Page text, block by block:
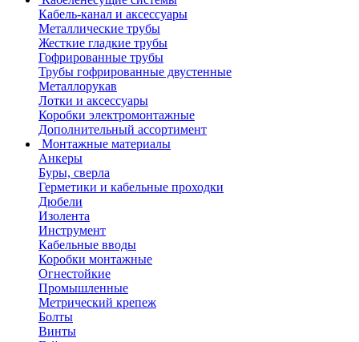
Кабель-канал и аксессуары
Металлические трубы
Жесткие гладкие трубы
Гофрированные трубы
Трубы гофрированные двустенные
Металлорукав
Лотки и аксессуары
Коробки электромонтажные
Дополнительный ассортимент
Монтажные материалы
Анкеры
Буры, сверла
Герметики и кабельные проходки
Дюбели
Изолента
Инструмент
Кабельные вводы
Коробки монтажные
Огнестойкие
Промышленные
Метрический крепеж
Болты
Винты